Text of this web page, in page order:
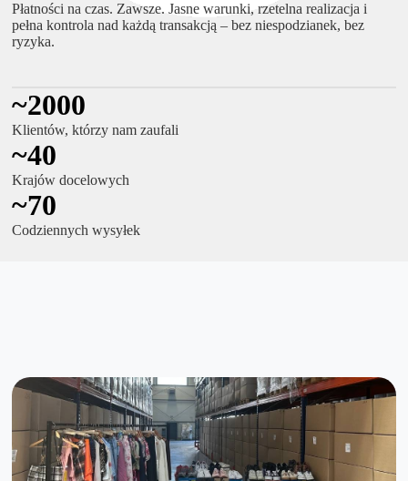
Płatności na czas. Zawsze. Jasne warunki, rzetelna realizacja i
pełna kontrola nad każdą transakcją – bez niespodzianek, bez
ryzyka.
~2000
Klientów, którzy nam zaufali
~40
Krajów docelowych
~70
Codziennych wysyłek